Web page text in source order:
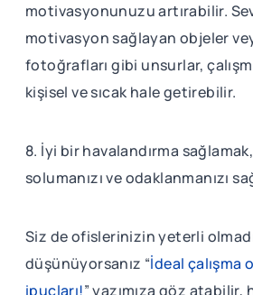
motivasyonunuzu artırabilir.
motivasyon sağlayan objeler
fotoğrafları gibi unsurlar,
kişisel ve sıcak hale getirebilir.
8. İyi bir havalandırma
solumanızı ve odaklanmanızı
Siz de ofislerinizin yeterli
düşünüyorsanız “İdeal çalışma
ipuçları!” yazımıza göz atabilir,